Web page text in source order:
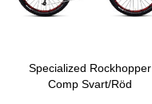
Specialized Rockhopper
Comp Svart/Röd